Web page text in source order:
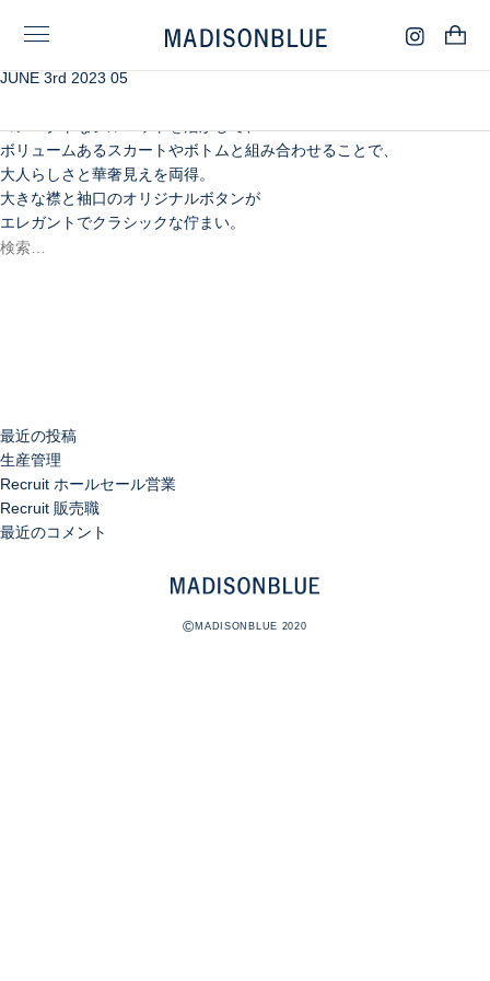
JUNE 3rd 2023 05
一点投入でレディライクなムードに導く、
ボリュームあるスカートやボトムと組み合わせることで、
大人らしさと華奢見えを両得。
大きな襟と袖口のオリジナルボタンが
エレガントでクラシックな佇まい。
検
最近の投稿
生産管理
Recruit ホールセール営業
Recruit 販売職
最近のコメント
©MADISONBLUE 2020